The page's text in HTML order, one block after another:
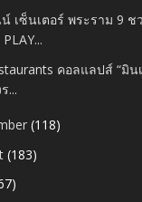
น์ เซ็นเตอร์ พระราม 9 ช
คอลแลปส์ “มิน
...
(118)
(183)